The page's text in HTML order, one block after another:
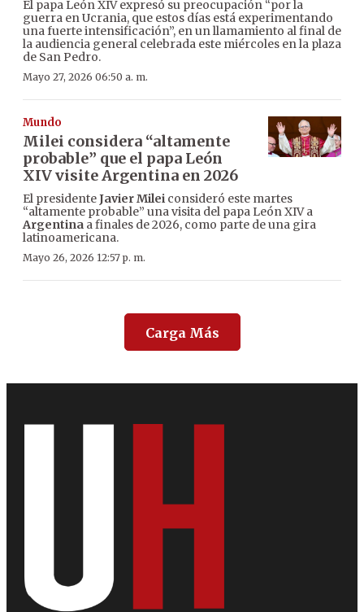
El papa León XIV expresó su preocupación “por la
guerra en Ucrania, que estos días está experimentando
una fuerte intensificación”, en un llamamiento al final de
la audiencia general celebrada este miércoles en la plaza
de San Pedro.
Mayo 27, 2026 06:50 a. m.
Mundo
Milei considera “altamente
probable” que el papa León
XIV visite Argentina en 2026
El presidenteJavier Milei consideró este martes
“altamente probable” una visita del papa León XIV a
Argentina a finales de 2026, como parte de una gira
latinoamericana.
Mayo 26, 2026 12:57 p. m.
Carga Más